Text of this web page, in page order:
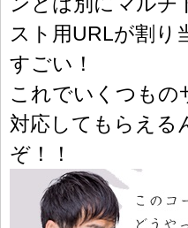
スト用URLが割り
すごい！
これでいくつもの
対応してもらえる
ぞ！！